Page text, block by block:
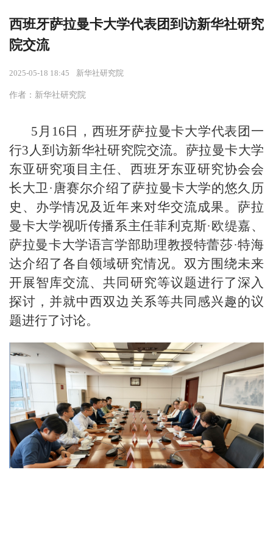
西班牙萨拉曼卡大学代表团到访新华社研究
院交流
2025-05-18 18:45 新华社研究院
作者：新华社研究院
5月 16日， 西班牙萨拉曼卡大学代表团 一
行3人到访新华社研究院交流。萨拉曼卡大学
东亚研究项目主任、 西班牙东亚研究协会会
长大卫·唐赛尔介绍了萨拉曼卡大学的悠久历
史、办学情况及近年来对华交流成果。萨拉
曼卡大学视听传播系主任菲利克斯·欧缇嘉、
萨拉曼卡大学语言学部助理教授特蕾莎·特海
达介绍了各自领域研究情况。 双方围绕未来
开展智库交流、共同研究等议题进行了深入
探讨，并就中西双边关系等共同感兴趣的议
题进行了讨论。